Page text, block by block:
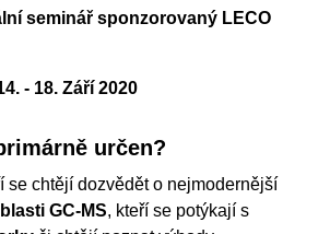
seminář sponzorovaný LECO
- 18. Září 2020
určen?
se chtějí dozvědět o nejmodernější
GC-MS, kteří se potýkají s